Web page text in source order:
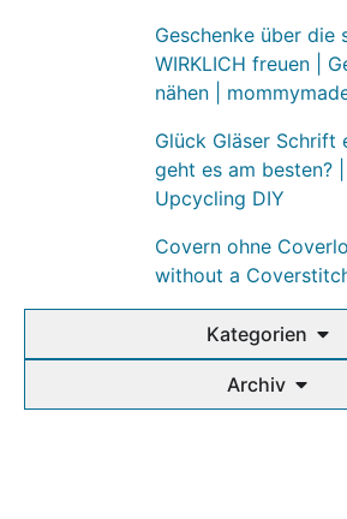
Geschenke über die
WIRKLICH freuen |
nähen |
Glück Gläser
geht es am besten?
Upcycling DIY
Covern ohne
without a
Kategorien
Archiv